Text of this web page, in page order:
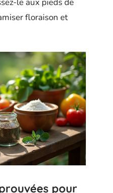
floraison et
pour